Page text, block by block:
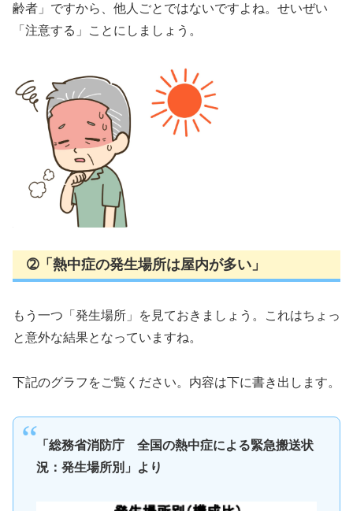
齢者」ですから、他人ごとではないですよね。せいぜい
「注意する」ことにしましょう。
➁「熱中症の発生場所は屋内が多い」
もう一つ「発生場所」を見ておきましょう。これはちょっ
と意外な結果となっていますね。
下記のグラフをご覧ください。内容は下に書き出します。
「総務省消防庁 全国の熱中症による緊急搬送状
況：発生場所別」より